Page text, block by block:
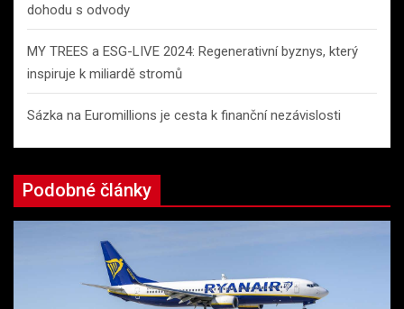
dohodu s odvody
MY TREES a ESG-LIVE 2024: Regenerativní byznys, který
inspiruje k miliardě stromů
Sázka na Euromillions je cesta k finanční nezávislosti
Podobné články